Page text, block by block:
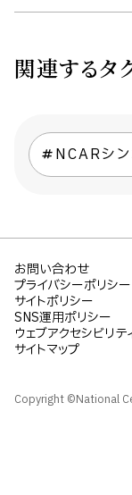
関連するタ
NCARシ
Copyright ©National
お問い合わせ
プライバシーポリシー
サイトポリシー
SNS運用ポリシー
ウェブアクセシビリテ
サイトマップ